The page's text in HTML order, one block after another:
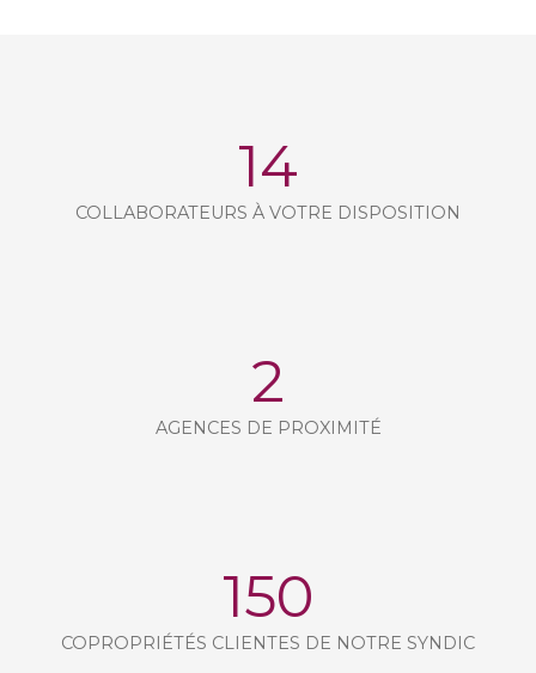
14
COLLABORATEURS À VOTRE DISPOSITION
2
AGENCES DE PROXIMITÉ
150
COPROPRIÉTÉS CLIENTES DE NOTRE SYNDIC